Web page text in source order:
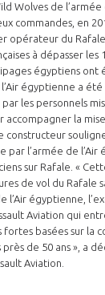
Wolves de l’armée
commandes, en
opérateur du
à dépasser les
égyptiens ont
égyptienne a été
les personnels
accompagner la
constructeur
par l’armée de l’Air
sur Rafale. «
de vol du Rafale
l’Air égyptienne,
Aviation qui
fortes basées sur la
de 50 ans », a
Aviation.